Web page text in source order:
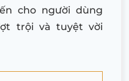
cho người dùng
trội và tuyệt vời